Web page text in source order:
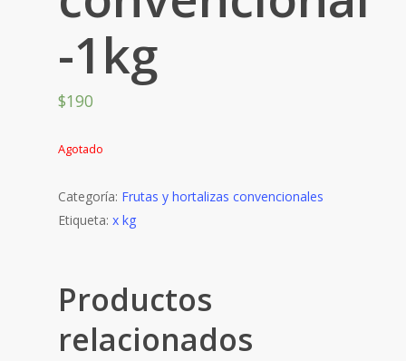
-1kg
$190
Agotado
Categoría: Frutas y hortalizas convencionales
Etiqueta: x kg
Productos
relacionados